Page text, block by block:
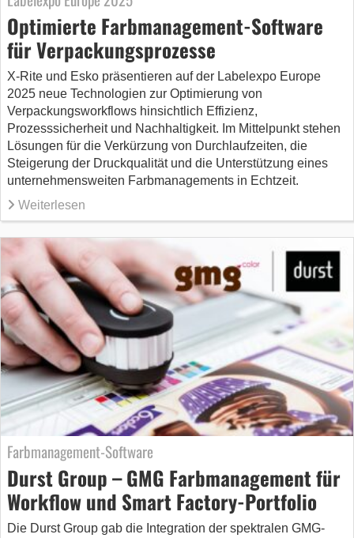
Optimierte Farbmanagement-Software
für Verpackungsprozesse
X-Rite und Esko präsentieren auf der Labelexpo Europe
2025 neue Technologien zur Optimierung von
Verpackungsworkflows hinsichtlich Effizienz,
Prozesssicherheit und Nachhaltigkeit. Im Mittelpunkt stehen
Lösungen für die Verkürzung von Durchlaufzeiten, die
Steigerung der Druckqualität und die Unterstützung eines
unternehmensweiten Farbmanagements in Echtzeit.
Weiterlesen
Farbmanagement-Software
Durst Group – GMG Farbmanagement für
Workflow und Smart Factory-Portfolio
Die Durst Group gab die Integration der spektralen GMG-